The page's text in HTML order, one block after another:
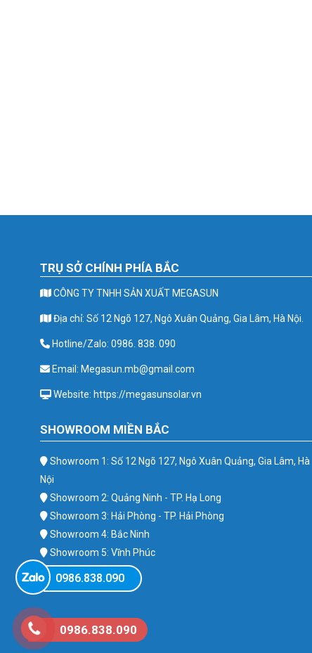
TRỤ SỞ CHÍNH PHÍA BẮC
CÔNG TY TNHH SẢN XUẤT MEGASUN
Địa chỉ: Số 12 Ngõ 127, Ngô Xuân Quảng, Gia Lâm, Hà Nội.
Hotline/Zalo: 0986. 838. 090
Email: Megasun.mb@gmail.com
Website: https://megasunsolar.vn
SHOWROOM MIỀN BẮC
Showroom 1: Số 12 Ngõ 127, Ngô Xuân Quảng, Gia Lâm, Hà
Nội
Showroom 2: Quảng Ninh - TP. Hạ Long
Showroom 3: Hải Phòng - TP. Hải Phòng
Showroom 4: Bắc Ninh
Showroom 5: Vĩnh Phúc
Showroom 6: Ba Vì
0986.838.090
0986.838.090